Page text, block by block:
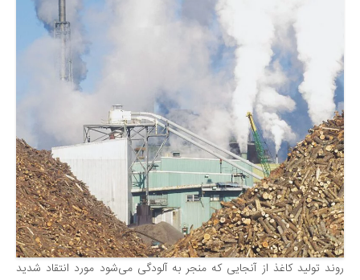
روند تولید کاغذ از آنجایی که منجر به آلودگی می‌شود مورد انتقاد شدید